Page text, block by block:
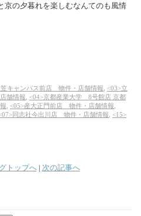
京の夕暮れを楽しむなんてのも風情
笠キャンパス前店 物件・店舗情報
<03>立
舗情報
<04>京都産業大学 8号館店 京都
<05>産大正門前店 物件・店舗情報
同志社今出川店 物件・店舗情報
<15>
トップへ| 次の記事へ